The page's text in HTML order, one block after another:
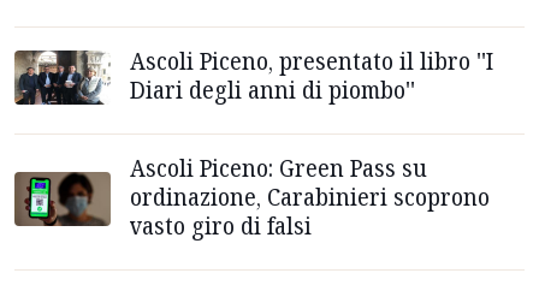
Ascoli Piceno, presentato il libro ''I
Diari degli anni di piombo''
Ascoli Piceno: Green Pass su
ordinazione, Carabinieri scoprono
vasto giro di falsi